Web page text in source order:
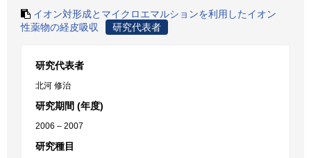
イオン対形成とマイクロエマルションを利用したイオン
性薬物の経皮吸収
研究代表者
研究代表者
北河 修治
研究期間 (年度)
2006 – 2007
研究種目